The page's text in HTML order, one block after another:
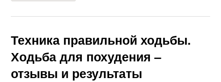
Техника правильной ходьбы.
Ходьба для похудения –
отзывы и результаты